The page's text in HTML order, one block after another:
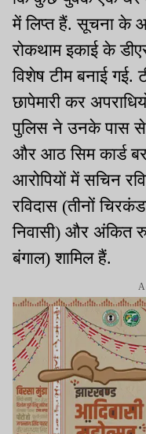
में लिप्त हैं. सूचना के
रोकथाम इकाई के
विशेष टीम बनाई गई.
छापेमारी कर
पुलिस ने उनके पास
और आठ सिम कार्ड
आरोपियों में सचिन
रविदास (तीनों
निवासी) और अंकित
बंगाल) शामिल हैं.